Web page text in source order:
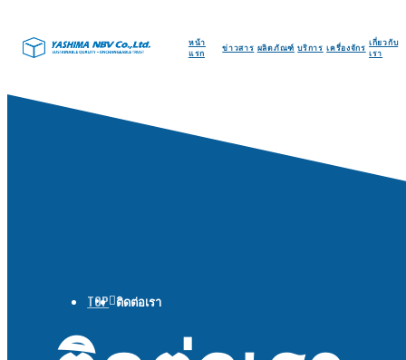
หน้า
แรก
ข่าวสาร ผลิตภัณฑ์ บริการ เครื่องจักร เกี่ยวกับ
เรา
TOP ติดต่อเรา